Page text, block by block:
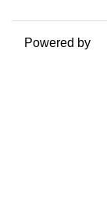
Powered by